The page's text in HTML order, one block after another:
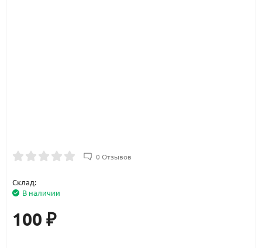
0 Отзывов
Склад:
В наличии
100 ₽